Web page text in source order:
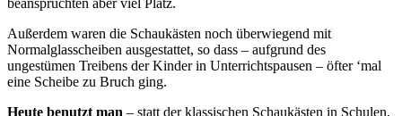
beanspruchten aber viel Platz.
Außerdem waren die Schaukästen noch überwiegend mit
Normalglasscheiben ausgestattet, so dass – aufgrund des
ungestümen Treibens der Kinder in Unterrichtspausen – öfter ‘mal
eine Scheibe zu Bruch ging.
Heute benutzt man – statt der klassischen Schaukästen in Schulen,